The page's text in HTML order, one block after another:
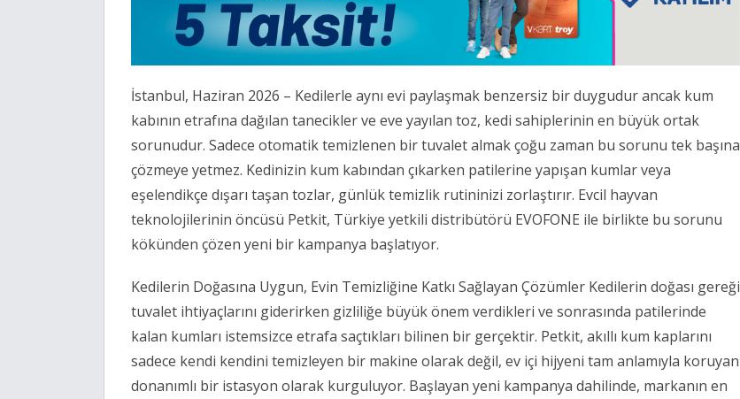
İstanbul, Haziran 2026 – Kedilerle aynı evi paylaşmak benzersiz bir duygudur ancak kum
kabının etrafına dağılan tanecikler ve eve yayılan toz, kedi sahiplerinin en büyük ortak
sorunudur. Sadece otomatik temizlenen bir tuvalet almak çoğu zaman bu sorunu tek başına
çözmeye yetmez. Kedinizin kum kabından çıkarken patilerine yapışan kumlar veya
eşelendikçe dışarı taşan tozlar, günlük temizlik rutininizi zorlaştırır. Evcil hayvan
teknolojilerinin öncüsü Petkit, Türkiye yetkili distribütörü EVOFONE ile birlikte bu sorunu
kökünden çözen yeni bir kampanya başlatıyor.
Kedilerin Doğasına Uygun, Evin Temizliğine Katkı Sağlayan Çözümler Kedilerin doğası gereği
tuvalet ihtiyaçlarını giderirken gizliliğe büyük önem verdikleri ve sonrasında patilerinde
kalan kumları istemsizce etrafa saçtıkları bilinen bir gerçektir. Petkit, akıllı kum kaplarını
sadece kendi kendini temizleyen bir makine olarak değil, ev içi hijyeni tam anlamıyla koruyan
donanımlı bir istasyon olarak kurguluyor. Başlayan yeni kampanya dahilinde, markanın en